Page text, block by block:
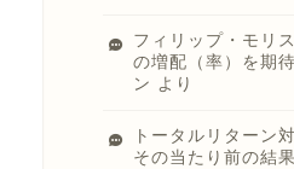
フィリップ・モリ
の増配（率）を期
ン より
トータルリター
その当たり前の結